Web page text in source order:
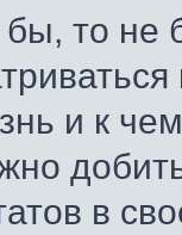
бы, то не
и к
в